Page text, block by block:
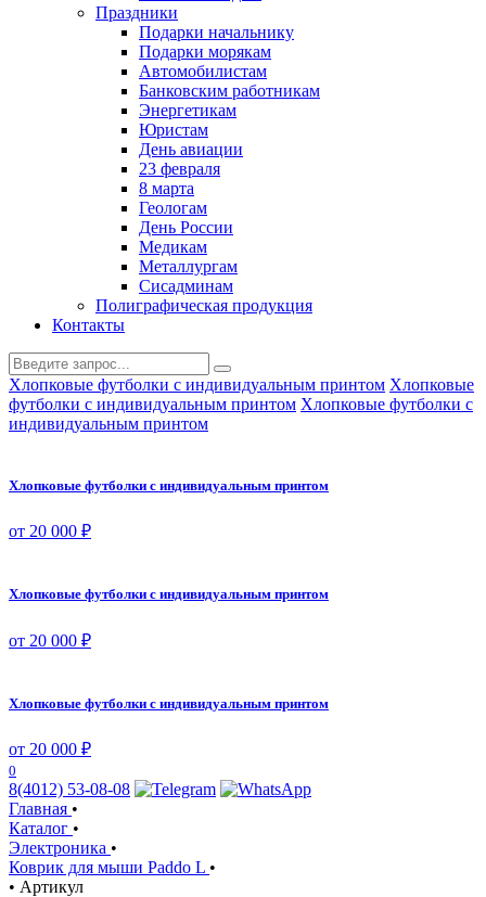
Праздники
Подарки начальнику
Подарки морякам
Автомобилистам
Банковским работникам
Энергетикам
Юристам
День авиации
23 февраля
8 марта
Геологам
День России
Медикам
Металлургам
Сисадминам
Полиграфическая продукция
Контакты
Хлопковые футболки с индивидуальным принтом Хлопковые
футболки с индивидуальным принтом Хлопковые футболки с
индивидуальным принтом
Хлопковые футболки с индивидуальным принтом
от 20 000 ₽
Хлопковые футболки с индивидуальным принтом
от 20 000 ₽
Хлопковые футболки с индивидуальным принтом
от 20 000 ₽
0
8(4012) 53-08-08
Главная •
Каталог •
Электроника •
Коврик для мыши Paddo L •
• Артикул